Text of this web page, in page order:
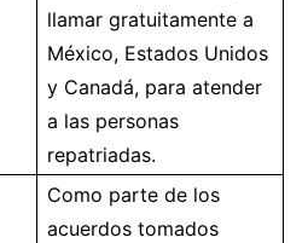
llamar gratuitamente a
México, Estados Unidos
y Canadá, para atender
a las personas
repatriadas.
Como parte de los
acuerdos tomados